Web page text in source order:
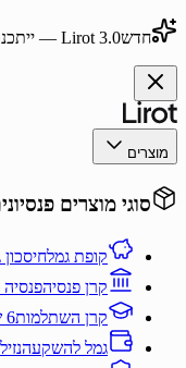
חדשLirot 3.0
—
מוצרים
סוגי מוצרים
קופת גמל
קרן פנסיה
קרן השתלמות6 שנים, פטור ממס
גמל להשקעה